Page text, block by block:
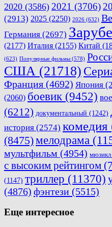
2020 (3586) 2021 (3706)
(2913) 2025 (2250) 2026 (632)
Германия (2697)
(2177) Италия (2155) Китай
(623) Популярные фильмы (578)
США (21718)
Франция (4692) Япония
(2060) боевик (9452)
(6212) документальный (1242)
история (2574) комедия
(8475)мелодрама
мультфильм (4954) мюзикл
с высоким рейтингом
(1147) триллер (11370)
(4876) фэнтези (5515)
Еще интересное